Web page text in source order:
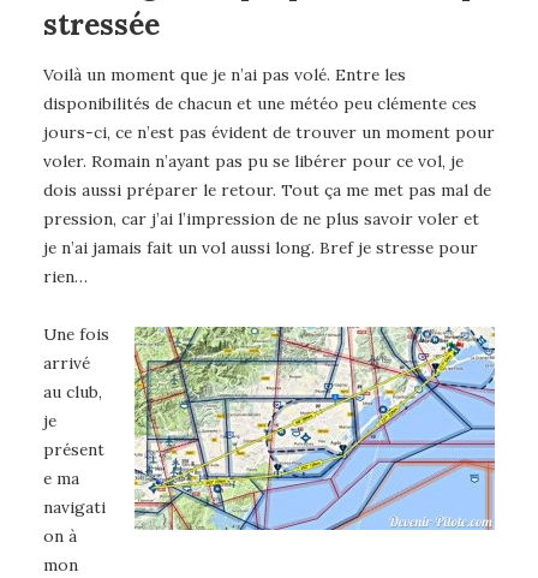
stressée
Voilà un moment que je n’ai pas volé. Entre les
disponibilités de chacun et une météo peu clémente ces
jours-ci, ce n’est pas évident de trouver un moment pour
voler. Romain n’ayant pas pu se libérer pour ce vol, je
dois aussi préparer le retour. Tout ça me met pas mal de
pression, car j’ai l’impression de ne plus savoir voler et
je n’ai jamais fait un vol aussi long. Bref je stresse pour
rien…
Une fois
arrivé
au club,
je
présent
e ma
navigati
on à
mon